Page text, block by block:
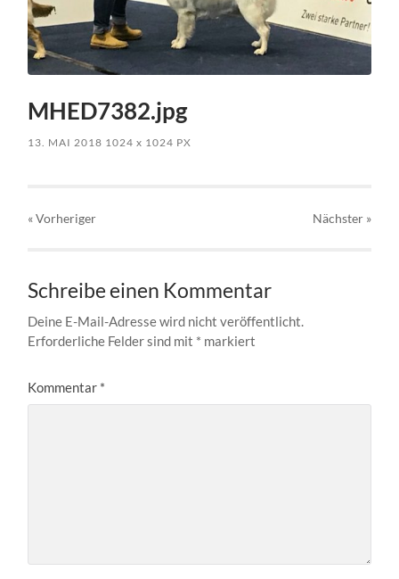
MHED7382.jpg
13. MAI 2018 1024x 1024 PX
« Vorheriger Nächster »
Schreibe einen Kommentar
Deine E-Mail-Adresse wird nicht veröffentlicht.
Erforderliche Felder sind mit * markiert
Kommentar *